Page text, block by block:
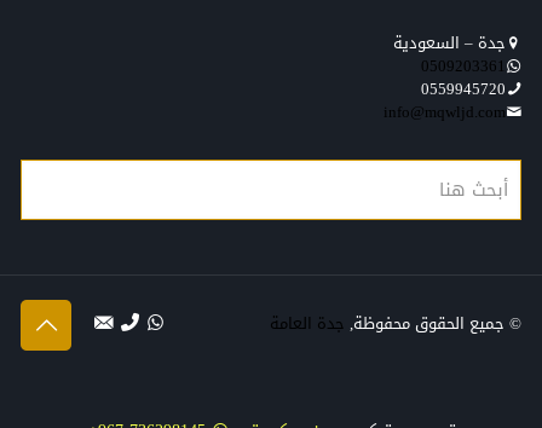
جدة – السعودية
0509203361‬‏‬‏
0559945720
info@mqwljd.com
© جميع الحقوق محفوظة, جدة العامة